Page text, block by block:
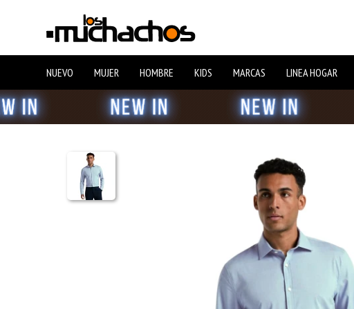
NUEVO MUJER HOMBRE KIDS MARCAS LINEA HOGAR